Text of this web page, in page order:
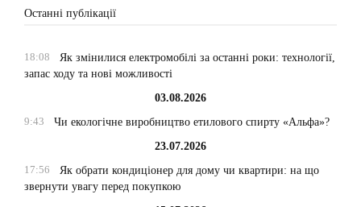
Останні публікації
18:08
Як змінилися електромобілі за останні роки: технології,
запас ходу та нові можливості
03.08.2026
9:43
Чи екологічне виробництво етилового спирту «Альфа»?
23.07.2026
17:56
Як обрати кондиціонер для дому чи квартири: на що
звернути увагу перед покупкою